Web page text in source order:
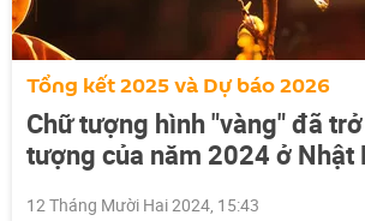
Tổng kết 2025 và Dự báo 2026
Chữ tượng hình "vàng" đã
tượng của năm 2024 ở Nhật
12 Tháng Mười Hai 2024, 15:43